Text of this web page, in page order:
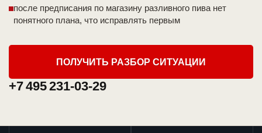
после предписания по магазину разливного пива нет
понятного плана, что исправлять первым
ПОЛУЧИТЬ РАЗБОР СИТУАЦИИ
+7 495 231-03-29